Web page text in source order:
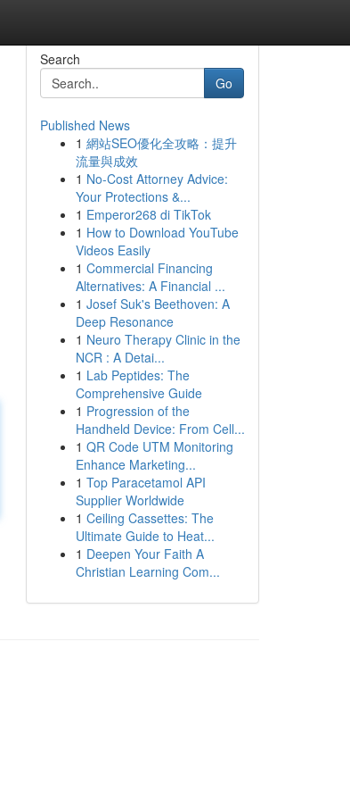
Search
Go
Published News
1 網站SEO優化全攻略：提升
流量與成效
1 No-Cost Attorney Advice:
Your Protections &...
1 Emperor268 di TikTok
1 How to Download YouTube
Videos Easily
1 Commercial Financing
Alternatives: A Financial ...
1 Josef Suk's Beethoven: A
Deep Resonance
1 Neuro Therapy Clinic in the
NCR : A Detai...
1 Lab Peptides: The
Comprehensive Guide
1 Progression of the
Handheld Device: From Cell...
1 QR Code UTM Monitoring
Enhance Marketing...
1 Top Paracetamol API
Supplier Worldwide
1 Ceiling Cassettes: The
Ultimate Guide to Heat...
1 Deepen Your Faith A
Christian Learning Com...